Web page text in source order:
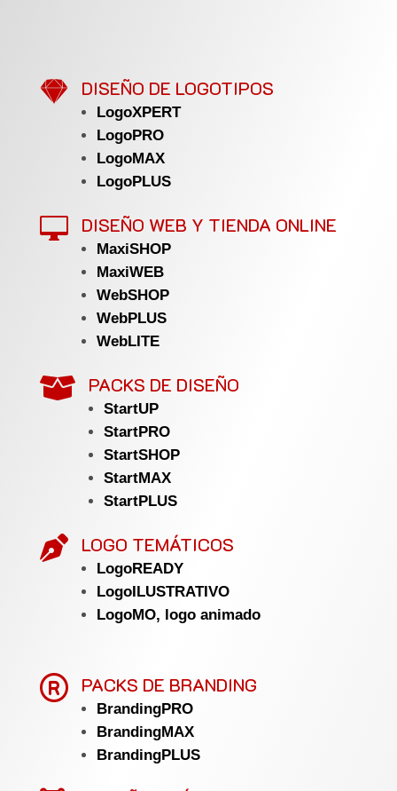
 DISEÑO DE LOGOTIPOS
LogoXPERT
LogoPRO
LogoMAX
LogoPLUS
 DISEÑO WEB Y TIENDA ONLINE
MaxiSHOP
MaxiWEB
WebSHOP
WebPLUS
WebLITE
 PACKS DE DISEÑO
StartUP
StartPRO
StartSHOP
StartMAX
StartPLUS
 LOGO TEMÁTICOS
LogoREADY
LogoILUSTRATIVO
LogoMO, logo animado
 PACKS DE BRANDING
BrandingPRO
BrandingMAX
BrandingPLUS